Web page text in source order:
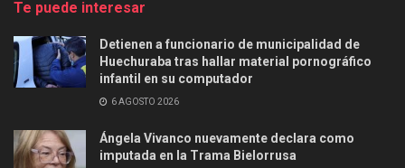
Te puede interesar
Detienen a funcionario de municipalidad de
Huechuraba tras hallar material pornográfico
infantil en su computador
6 AGOSTO 2026
Ángela Vivanco nuevamente declara como
imputada en la Trama Bielorrusa